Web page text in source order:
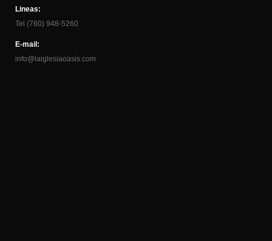
Lineas:
Tel (760) 948-5260
E-mail:
info@laiglesiaoasis.com